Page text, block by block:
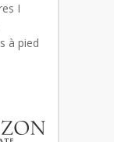
I
à pied